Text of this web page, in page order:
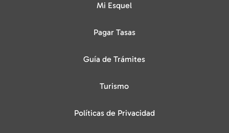
Mi Esquel
Pagar Tasas
Guía de Trámites
Turismo
Políticas de Privacidad